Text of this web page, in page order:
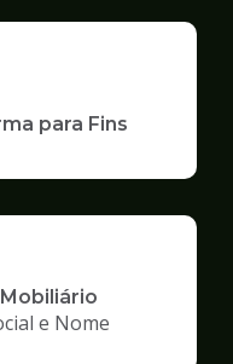
para Fins
e Nome